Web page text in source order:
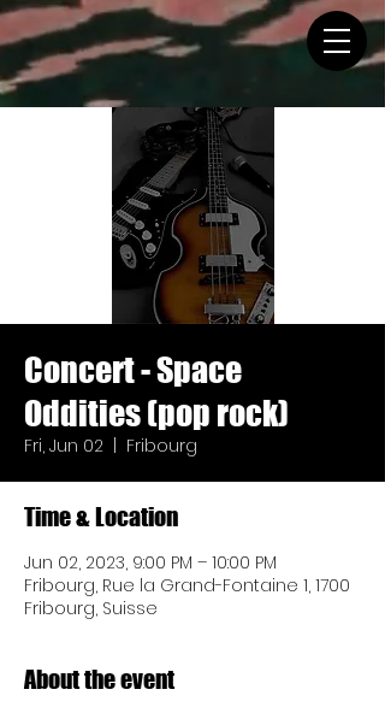
Concert - Space
Oddities (pop rock)
Fri, Jun 02 Fribourg
Time & Location
Jun 02, 2023, 9:00 PM – 10:00 PM
Fribourg, Rue la Grand-Fontaine 1, 1700
Fribourg, Suisse
About the event